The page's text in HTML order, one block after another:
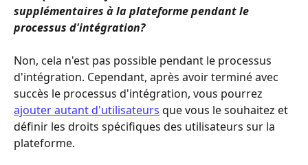
supplémentaires à la plateforme pendant le
processus d'intégration?
Non, cela n'est pas possible pendant le processus
d'intégration. Cependant, après avoir terminé avec
succès le processus d'intégration, vous pourrez
ajouter autant d'utilisateurs que vous le souhaitez et
définir les droits spécifiques des utilisateurs sur la
plateforme.